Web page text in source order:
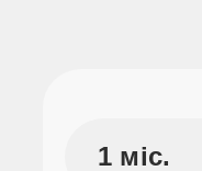
1 міс.